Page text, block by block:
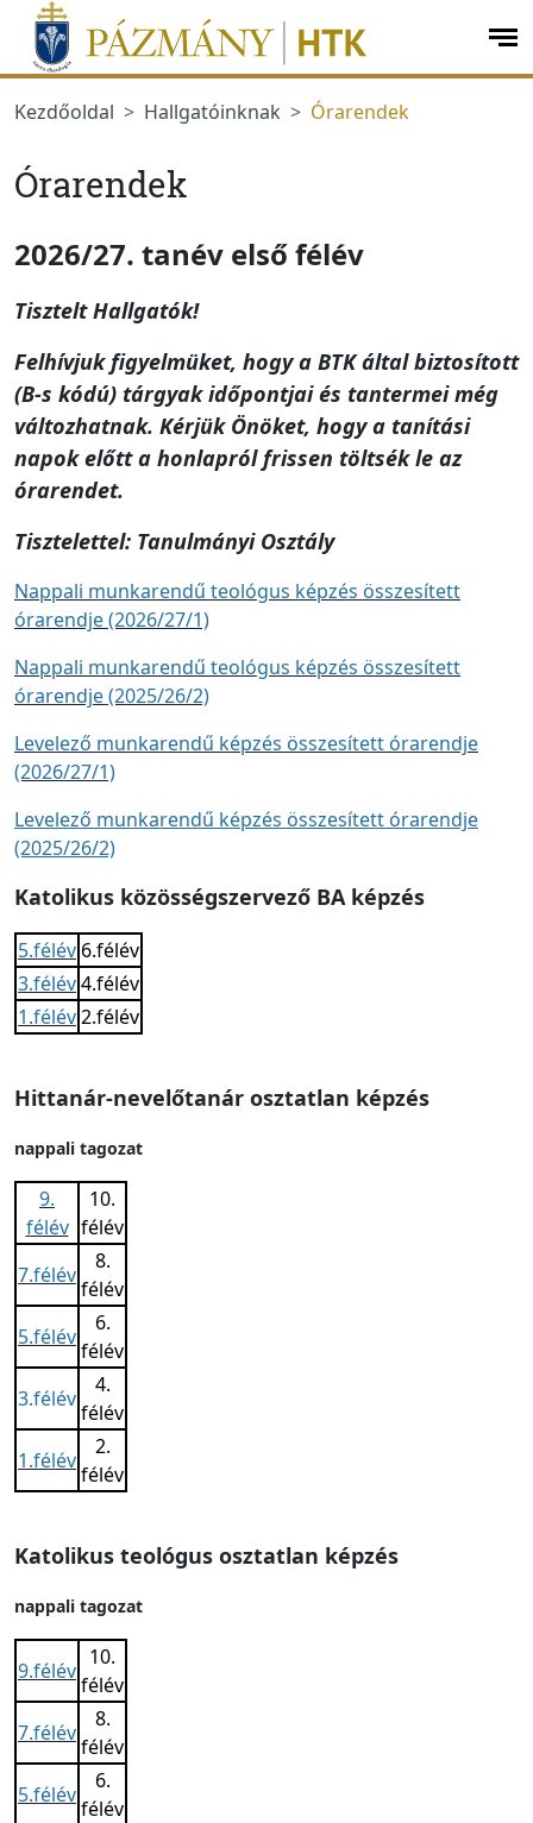
jumplink.menu
jumplink.content
Kezdőoldal
Hallgatóinknak Órarendek
Órarendek
2026/27. tanév első félév
Tisztelt Hallgatók!
Felhívjuk figyelmüket, hogy a BTK által biztosított
(B-s kódú) tárgyak időpontjai és tantermei még
változhatnak. Kérjük Önöket, hogy a tanítási
napok előtt a honlapról frissen töltsék le az
órarendet.
Tisztelettel: Tanulmányi Osztály
Nappali munkarendű teológus képzés összesített
órarendje (2026/27/1)
Nappali munkarendű teológus képzés összesített
órarendje (2025/26/2)
Levelező munkarendű képzés összesített órarendje
(2026/27/1)
Levelező munkarendű képzés összesített órarendje
(2025/26/2)
Katolikus közösségszervező BA képzés
5.félév 6.félév
3.félév4.félév
1.félév2.félév
Hittanár-nevelőtanár osztatlan képzés
nappali tagozat
9.
félév
10.
félév
7.félév
8.
félév
5.félév
6.
félév
3.félév
4.
félév
1.félév
2.
félév
Katolikus teológus osztatlan képzés
nappali tagozat
9.félév
10.
félév
7.félév
8.
félév
5.félév
6.
félév